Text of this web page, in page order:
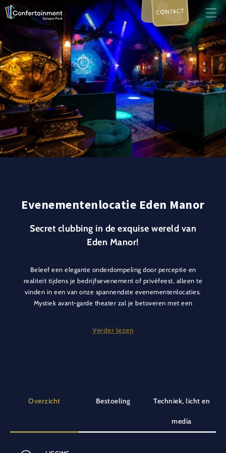
CONTACT
Evenementenlocatie Eden Manor
Secret clubbing in de exquise wereld van
Eden Manor!
Beleef een elegante onderdompeling door perceptie en
realiteit tijdens je bedrijfsevenement of privéfeest, alleen te
vinden in een van onze spannendste evenementenlocaties.
Mystiek avant-garde theater zal je betoveren met een
Volg Balthazar naar afgelegen ruimtes waar meer legendes zijn
*Om de unieke ervaring van Secret Clubbing te garanderen,
Verder lezen
Overzicht Bestoeling Techniek, licht en
media